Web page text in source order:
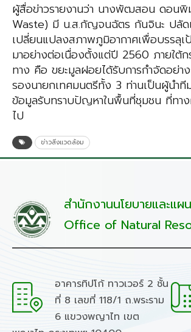
ผู้สื่อข่าวรายงานว่า นางพัฒสอน ดอนพิ
Waste) มี น.ส.กัญจนฉัตร กันจินะ ปลัดเ
เปลี่ยนแปลงสภาพภูมิอากาศเพื่อบรรลุเ
มาอย่างต่อเนื่องตั้งแต่ปี 2560 ภายใต้
ทาง คือ ขยะมูลฝอยได้รับการกำจัดอย่
รองนายกเทศมนตรีทั้ง 3 ท่านเป็นผู้นำที
ข้อมูลรับทราบปัญหาในพื้นที่ชุมชน ที่ทาง
ไป
ข่าวสิ่งแวดล้อม
สำนักงานนโยบายและแ
Office of Natural
อาคารทิปโก้ ทาวเวอร์ 2 ชั้น
ที่ 8 เลขที่ 118/1 ถ.พระราม
6 แขวงพญาไท เขต